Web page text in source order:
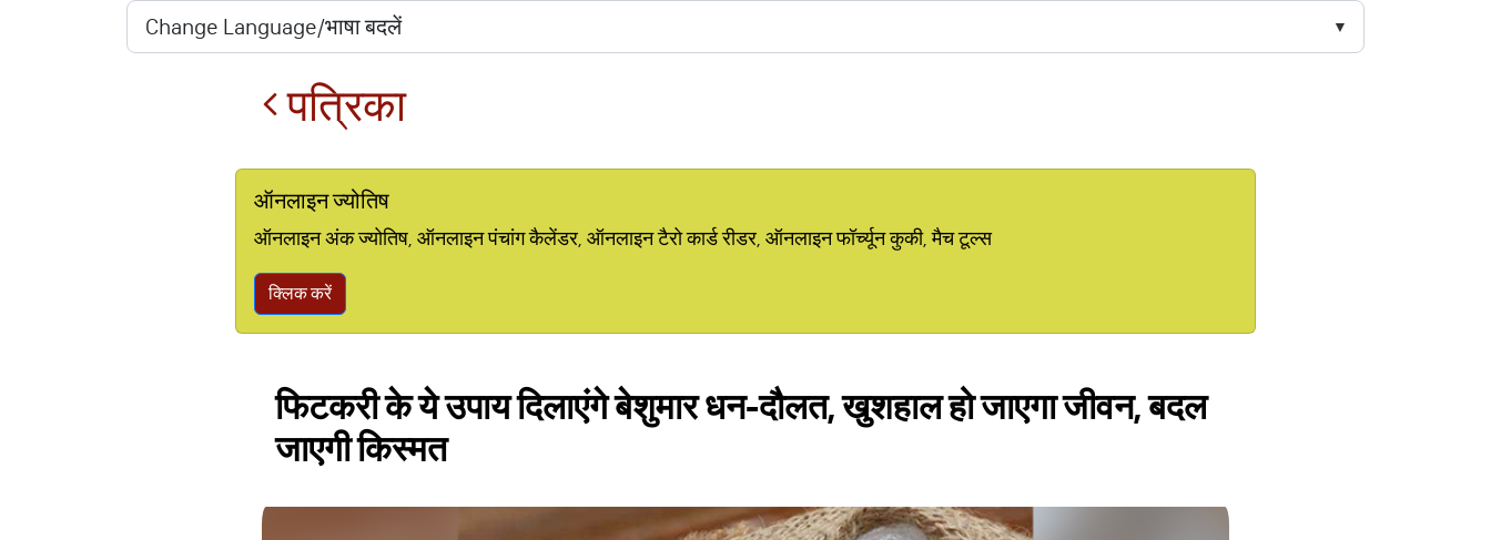
पत्रिका
ऑनलाइन ज्योतिष
ऑनलाइन अंक ज्योतिष, ऑनलाइन पंचांग कैलेंडर, ऑनलाइन टैरो कार्ड रीडर, ऑनलाइन फॉर्च्यून कुकी, मैच टूल्स
क्लिक करें
फिटकरी के ये उपाय दिलाएंगे बेशुमार धन-दौलत, खुशहाल हो जाएगा जीवन, बदल
जाएगी किस्मत